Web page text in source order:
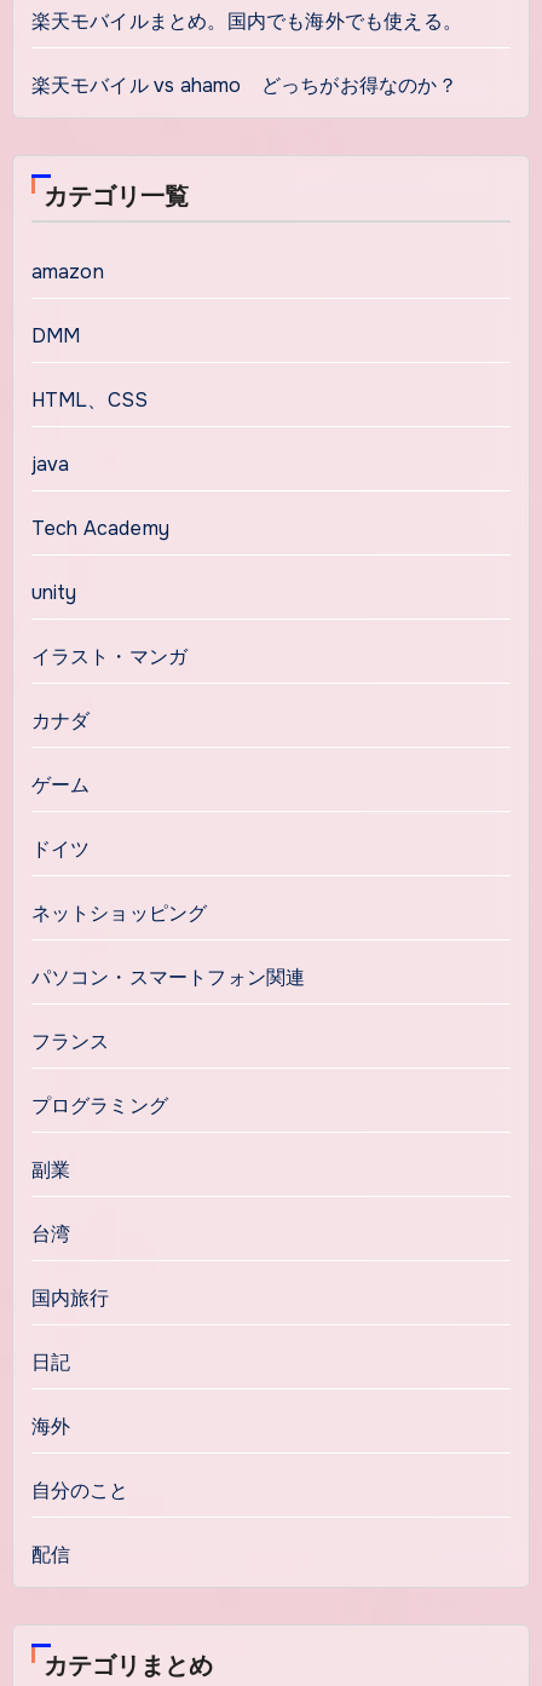
楽天モバイルまとめ。国内でも海外でも使える。
楽天モバイル vs ahamo どっちがお得なのか？
カテゴリ一覧
amazon
DMM
HTML、CSS
java
Tech Academy
unity
イラスト・マンガ
カナダ
ゲーム
ドイツ
ネットショッピング
パソコン・スマートフォン関連
フランス
プログラミング
副業
台湾
国内旅行
日記
海外
自分のこと
配信
カテゴリまとめ